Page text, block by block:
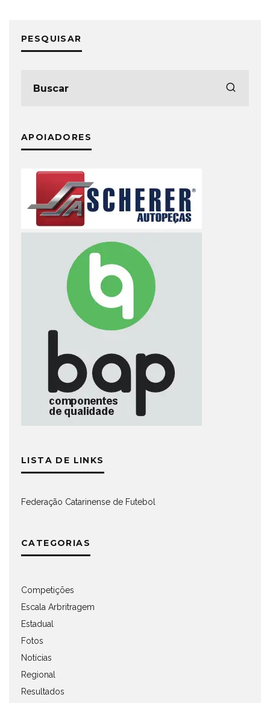
PESQUISAR
APOIADORES
LISTA DE LINKS
Federação Catarinense de Futebol
CATEGORIAS
Competições
Escala Arbritragem
Estadual
Fotos
Notícias
Regional
Resultados